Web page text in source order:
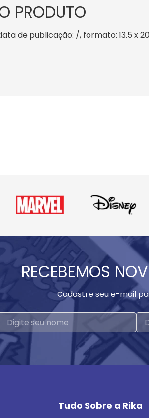
PRODUTO
de publicação: /, formato: 13.5 x
RECEBEMOS
Cadastre seu e-mail
Tudo Sobre a Rika